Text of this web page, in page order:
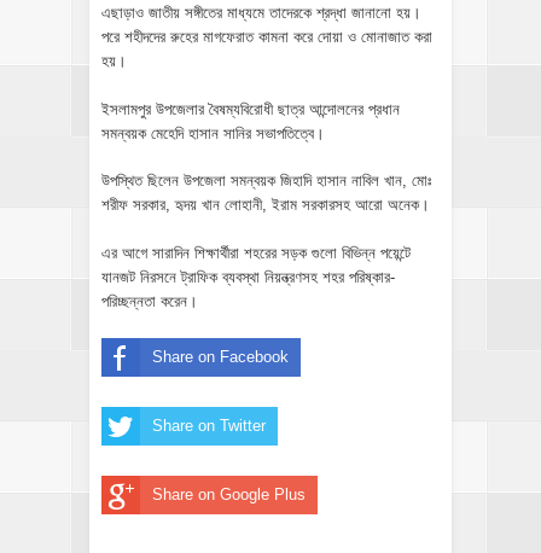
এছাড়াও জাতীয় সঙ্গীতের মাধ্যমে তাদেরকে শ্রদ্ধা জানানো হয়।
পরে শহীদদের রুহের মাগফেরাত কামনা করে দোয়া ও মোনাজাত করা
হয়।
ইসলামপুর উপজেলার বৈষম্যবিরোধী ছাত্র আন্দোলনের প্রধান
সমন্বয়ক মেহেদি হাসান সানির সভাপতিত্বে।
উপস্থিত ছিলেন উপজেলা সমন্বয়ক জিহাদি হাসান নাবিল খান, মোঃ
শরীফ সরকার, হৃদয় খান লোহানী, ইরাম সরকারসহ আরো অনেক।
এর আগে সারাদিন শিক্ষার্থীরা শহরের সড়ক গুলো বিভিন্ন পয়েন্টে
যানজট নিরসনে ট্রাফিক ব্যবস্থা নিয়ন্ত্রণসহ শহর পরিষ্কার-
পরিচ্ছন্নতা করেন।
Share on Facebook
Share on Twitter
Share on Google Plus